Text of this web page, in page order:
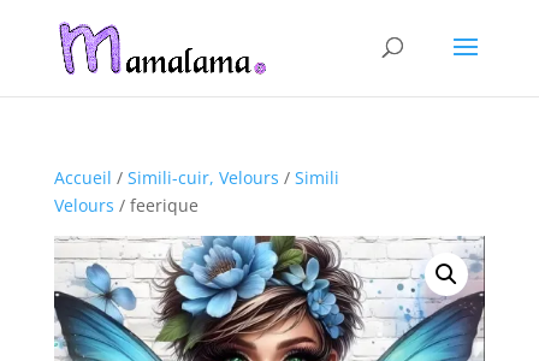
Accueil / Simili-cuir, Velours / Simili
Velours / feerique